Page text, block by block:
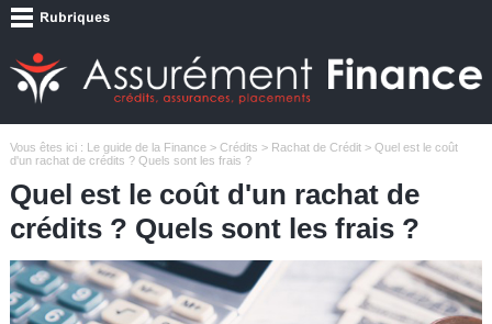
Vous êtes ici : Le guide de la Finance> Crédits > Rachat de Crédit> Quel est le coût
d'un rachat de crédits ? Quels sont les frais ?
Quel est le coût d'un rachat de
crédits ? Quels sont les frais ?